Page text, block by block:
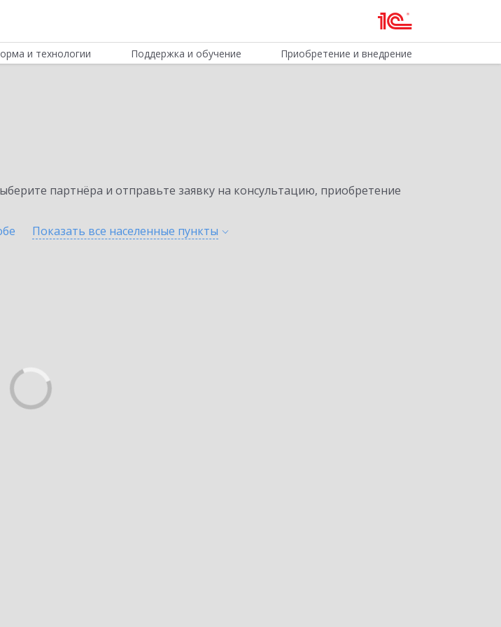
и технологии Поддержка и обучение Приобретение и внедрение
партнёра и отправьте заявку на консультацию, приобретение
Показать все населенные пункты